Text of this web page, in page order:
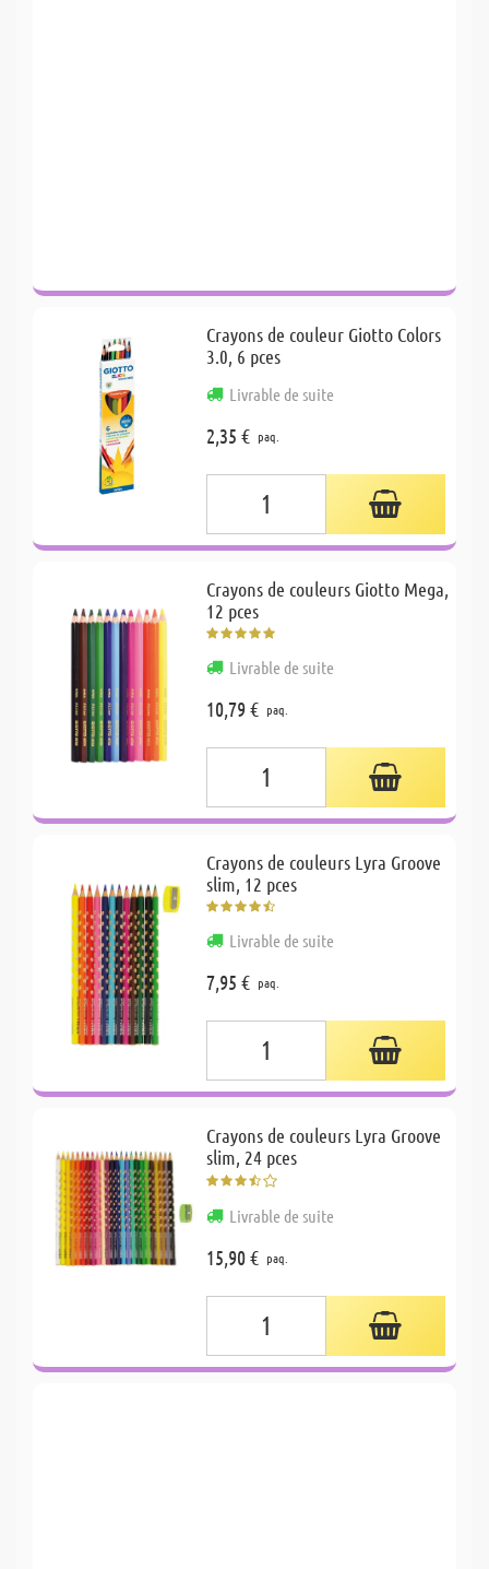
Crayons de couleur Giotto Colors
3.0, 6 pces
Livrable de suite
2,35 € paq.
Crayons de couleurs Giotto Mega,
12 pces
Livrable de suite
10,79 € paq.
Crayons de couleurs Lyra Groove
slim, 12 pces
Livrable de suite
7,95 € paq.
Crayons de couleurs Lyra Groove
slim, 24 pces
Livrable de suite
15,90 € paq.